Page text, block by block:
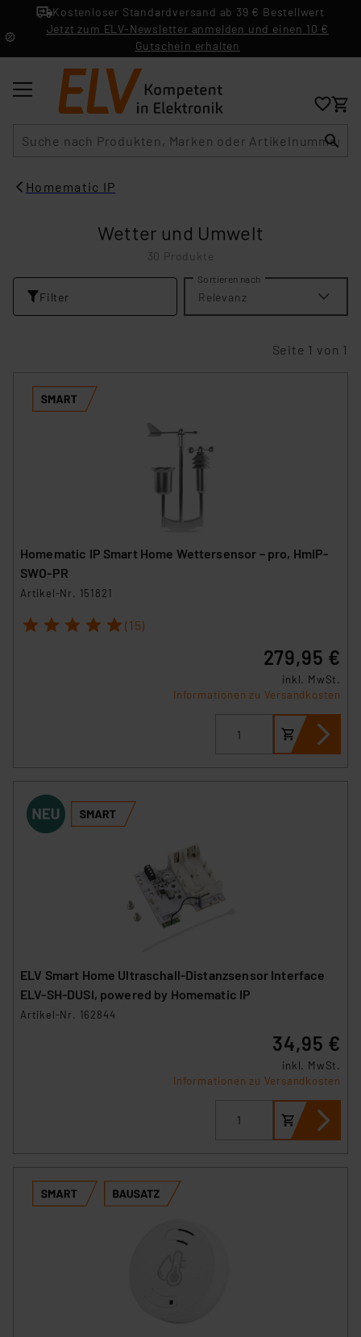
Kostenloser Standardversand ab 39 € Bestellwert
Jetzt zum ELV-Newsletter anmelden und einen 10 €
Gutschein erhalten
Homematic IP
Wetter und Umwelt
30 Produkte
Filter
Sortieren nach
Relevanz
Seite 1 von 1
Homematic IP Smart Home Wettersensor – pro, HmIP-
SWO-PR
Artikel-Nr. 151821
1 2 3 4 5 (15)
279,95 €
inkl. MwSt.
Informationen zu Versandkosten
ELV Smart Home Ultraschall-Distanzsensor Interface
ELV-SH-DUSI, powered by Homematic IP
Artikel-Nr. 162844
34,95 €
inkl. MwSt.
Informationen zu Versandkosten